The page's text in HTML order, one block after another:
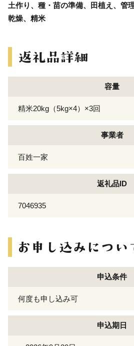
土作り、種・苗の準備、田植え、管
乾燥、精米
容量
精米20kg（5kg×4）×3回
事業者
百姓一家
返礼品ID
7046935
申込条件
何度も申し込み可
申込期日